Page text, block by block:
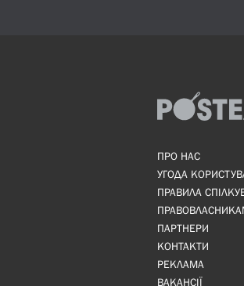
ПРО НАС
УГОДА
ПРАВИЛА
ПАРТНЕРИ
КОНТАКТИ
РЕКЛАМА
ВАКАНСІЇ